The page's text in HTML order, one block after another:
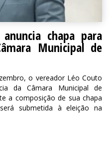
chapa para
Municipal de
o vereador Léo Couto
da Câmara Municipal de
a composição de sua chapa
submetida à eleição na